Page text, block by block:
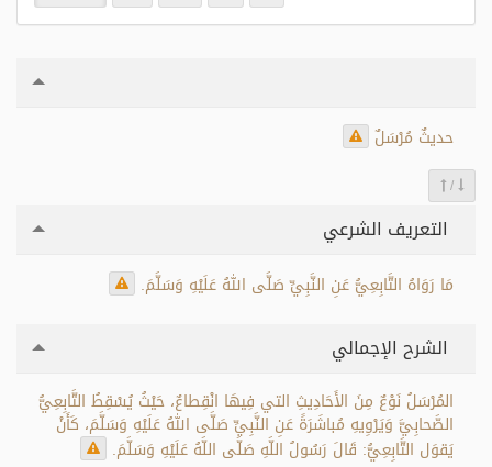
حديثٌ مُرْسَلٌ
/
التعريف الشرعي
مَا رَوَاهُ التَّابِعِيُّ عَنِ النَّبِيِّ صَلَّى اللهُ عَلَيْهِ وَسَلَّمَ.
الشرح الإجمالي
المُرْسَلُ نَوْعٌ مِنَ الأَحَادِيثِ التي فِيهَا انْقِطاعٌ، حَيْثُ يُسْقِطُ التَّابِعِيُّ
الصَّحابِيَّ وَيَرْوِيهِ مُباشَرَةً عَنِ النَّبِيِّ صَلَّى اللهُ عَلَيْهِ وَسَلَّمَ، كَأَنْ
يَقوَل التَّابِعِيُّ: قَالَ رَسُولُ اللَّهِ صَلَّى اللَّهُ عَلَيْهِ وَسَلَّمَ.